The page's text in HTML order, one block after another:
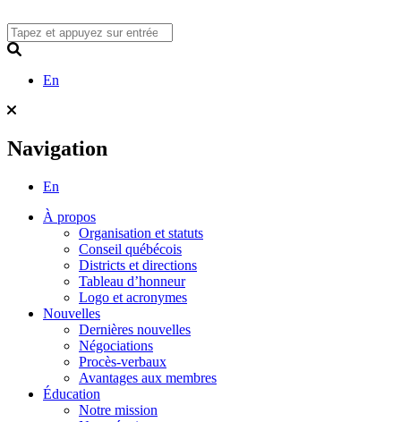
to
content
En
Navigation
En
À propos
Organisation et statuts
Conseil québécois
Districts et directions
Tableau d’honneur
Logo et acronymes
Nouvelles
Dernières nouvelles
Négociations
Procès-verbaux
Avantages aux membres
Éducation
Notre mission